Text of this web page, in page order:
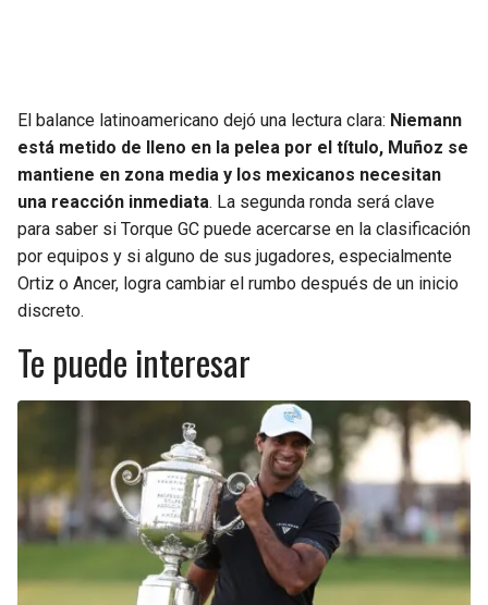
El balance latinoamericano dejó una lectura clara: Niemann
está metido de lleno en la pelea por el título, Muñoz se
mantiene en zona media y los mexicanos necesitan
una reacción inmediata. La segunda ronda será clave
para saber si Torque GC puede acercarse en la clasificación
por equipos y si alguno de sus jugadores, especialmente
Ortiz o Ancer, logra cambiar el rumbo después de un inicio
discreto.
Te puede interesar